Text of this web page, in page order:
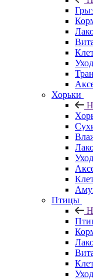
Хорьки
Птицы